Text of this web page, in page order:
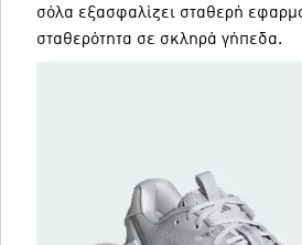
σόλα εξασφαλίζει σταθερή
σταθερότητα σε σκληρά γήπεδα.